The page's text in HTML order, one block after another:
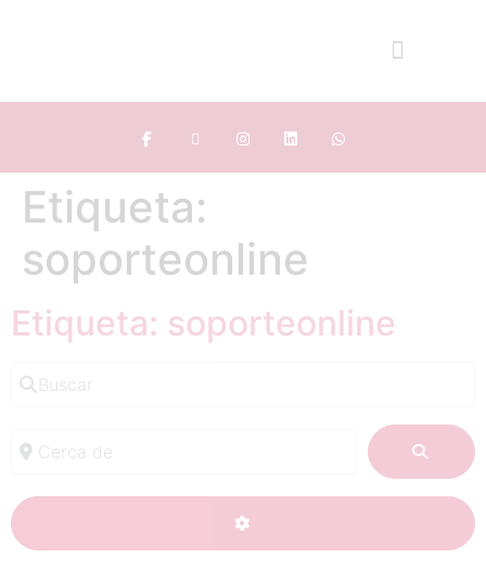
Etiqueta:
soporteonline
Etiqueta: soporteonline